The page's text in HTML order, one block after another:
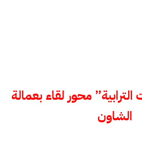
محور لقاء بعمالة
الشاون